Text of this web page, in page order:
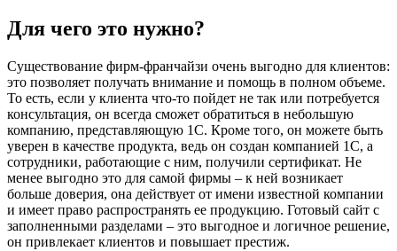
Для чего это нужно?
Существование фирм-франчайзи очень выгодно для клиентов:
это позволяет получать внимание и помощь в полном объеме.
То есть, если у клиента что-то пойдет не так или потребуется
консультация, он всегда сможет обратиться в небольшую
компанию, представляющую 1С. Кроме того, он можете быть
уверен в качестве продукта, ведь он создан компанией 1С, а
сотрудники, работающие с ним, получили сертификат. Не
менее выгодно это для самой фирмы – к ней возникает
больше доверия, она действует от имени известной компании
и имеет право распространять ее продукцию. Готовый сайт с
заполненными разделами – это выгодное и логичное решение,
он привлекает клиентов и повышает престиж.